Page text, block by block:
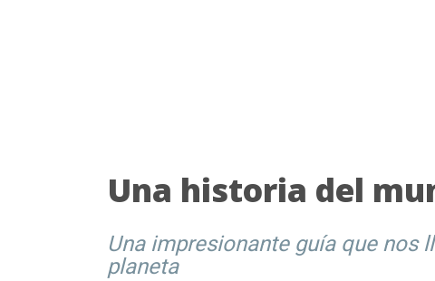
Una historia del
Una impresionante guía que nos
planeta